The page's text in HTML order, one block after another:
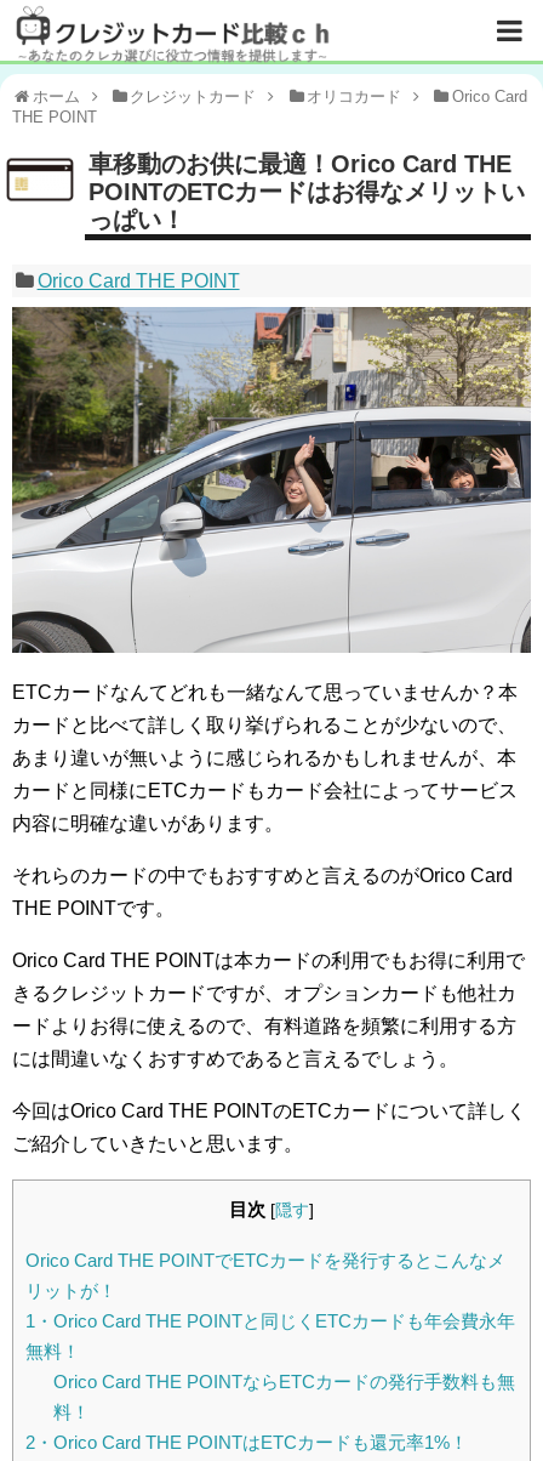
ホーム クレジットカード オリコカード
Orico Card
THE POINT
車移動のお供に最適！Orico Card THE
POINTのETCカードはお得なメリットい
っぱい！
Orico Card THE POINT
ETCカードなんてどれも一緒なんて思っていませんか？本
カードと比べて詳しく取り挙げられることが少ないので、
あまり違いが無いように感じられるかもしれませんが、本
カードと同様にETCカードもカード会社によってサービス
内容に明確な違いがあります。
それらのカードの中でもおすすめと言えるのがOrico Card
THE POINTです。
Orico Card THE POINTは本カードの利用でもお得に利用で
きるクレジットカードですが、オプションカードも他社カ
ードよりお得に使えるので、有料道路を頻繁に利用する方
には間違いなくおすすめであると言えるでしょう。
今回はOrico Card THE POINTのETCカードについて詳しく
ご紹介していきたいと思います。
目次 [隠す]
Orico Card THE POINTでETCカードを発行するとこんなメ
リットが！
1・Orico Card THE POINTと同じくETCカードも年会費永年
無料！
Orico Card THE POINTならETCカードの発行手数料も無
料！
2・Orico Card THE POINTはETCカードも還元率1%！